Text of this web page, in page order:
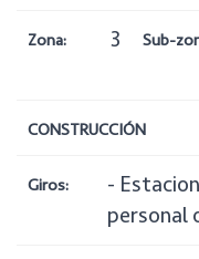
Zona: 3 Sub-
CONSTRUCCIÓN
Giros:
-
personal